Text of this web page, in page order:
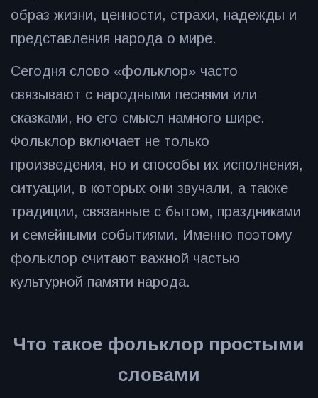
образ жизни, ценности, страхи, надежды и
представления народа о мире.
Сегодня слово «фольклор» часто
связывают с народными песнями или
сказками, но его смысл намного шире.
Фольклор включает не только
произведения, но и способы их исполнения,
ситуации, в которых они звучали, а также
традиции, связанные с бытом, праздниками
и семейными событиями. Именно поэтому
фольклор считают важной частью
культурной памяти народа.
Что такое фольклор простыми
словами